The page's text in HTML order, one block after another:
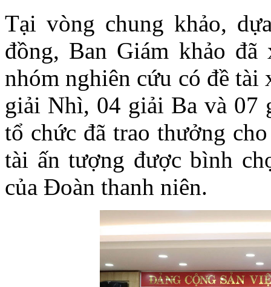
Tại vòng chung khảo,
đồng, Ban Giám khảo
nhóm nghiên cứu có đề
giải Nhì, 04 giải Ba và 07
tổ chức đã trao thưởng
tài ấn tượng được bình
của Đoàn thanh niên.